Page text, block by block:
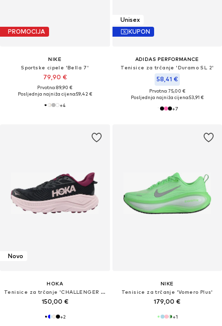
PROMOCIJA
NIKE
Sportske cipele 'Bella 7'
79,90 €
Prvotno: 89,90 €
Posljednja najniža cijena:59,42 €
+4
Unisex
KUPON
ADIDAS PERFORMANCE
Tenisice za trčanje 'Duramo SL 2'
58,41 €
Prvotno: 75,00 €
Posljednja najniža cijena:53,91 €
+7
Novo
HOKA
Tenisice za trčanje 'CHALLENGER 8'
150,00 €
+2
NIKE
Tenisice za trčanje 'Vomero Plus'
179,00 €
+1